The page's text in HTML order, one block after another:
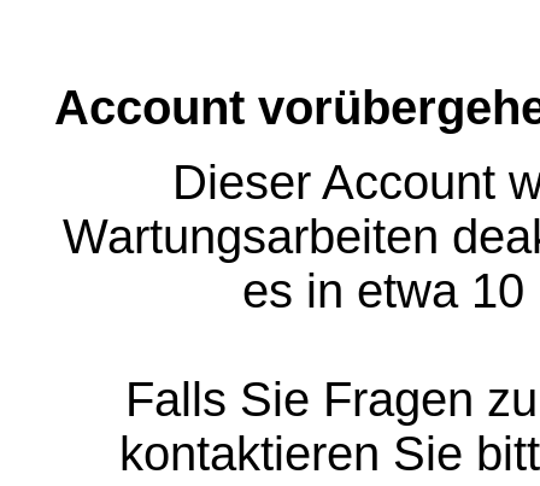
Account
Dieser Account
Wartungsarbeiten
es in etwa
Falls Sie Fragen
kontaktieren Sie